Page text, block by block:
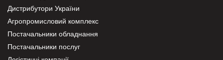
Дистрибутори України
Агропромисловий комплекс
Постачальники обладнання
Постачальники послуг